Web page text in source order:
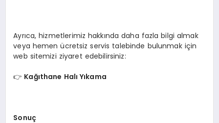
Ayrıca, hizmetlerimiz hakkında daha fazla bilgi almak
veya hemen ücretsiz servis talebinde bulunmak için
web sitemizi ziyaret edebilirsiniz:
👉 Kağıthane Halı Yıkama
Sonuç